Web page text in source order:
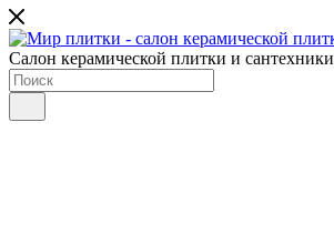
Салон керамической плитки и сантехники